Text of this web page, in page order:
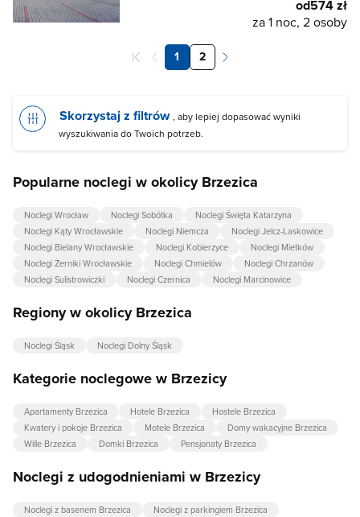
od574 zł
za 1 noc, 2 osoby
1 2
Skorzystaj z filtrów , aby lepiej dopasować wyniki
wyszukiwania do Twoich potrzeb.
Popularne noclegi w okolicy Brzezica
Noclegi Wrocław Noclegi Sobótka
Noclegi Święta Katarzyna
Noclegi Kąty Wrocławskie
Noclegi Niemcza
Noclegi Jelcz-Laskowice
Noclegi Bielany Wrocławskie
Noclegi Kobierzyce
Noclegi Mietków
Noclegi Żerniki Wrocławskie
Noclegi Chmielów
Noclegi Chrzanów
Noclegi Sulistrowiczki
Noclegi Czernica Noclegi Marcinowice
Regiony w okolicy Brzezica
Noclegi Śląsk Noclegi Dolny Śląsk
Kategorie noclegowe w Brzezicy
Apartamenty Brzezica Hotele Brzezica
Hostele Brzezica
Kwatery i pokoje Brzezica
Motele Brzezica
Domy wakacyjne Brzezica
Wille Brzezica
Domki Brzezica Pensjonaty Brzezica
Noclegi z udogodnieniami w Brzezicy
Noclegi z basenem Brzezica
Noclegi z parkingiem Brzezica